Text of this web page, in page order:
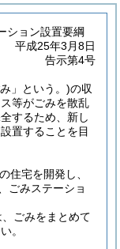
ション設置要綱
平成25年3月8日
告示第4号
」という。)の収
等がごみを散乱
するため、新し
置することを目
の住宅を開発し、
ごみステーショ
ごみをまとめて
。